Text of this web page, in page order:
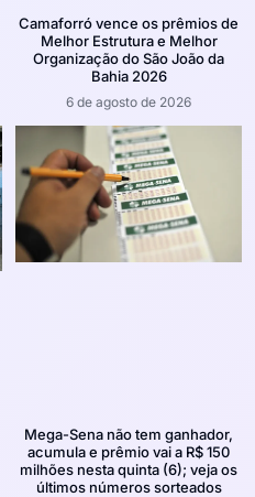
Camaforró vence os prêmios de
Melhor Estrutura e Melhor
Organização do São João da
Bahia 2026
6 de agosto de 2026
Mega-Sena não tem ganhador,
acumula e prêmio vai a R$ 150
milhões nesta quinta (6); veja os
últimos números sorteados